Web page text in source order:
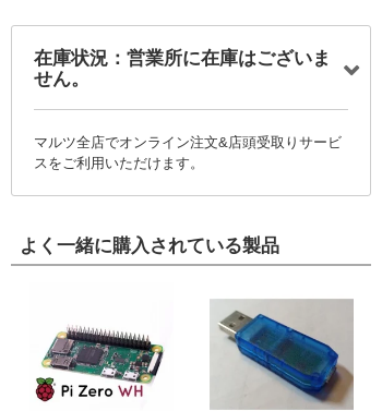
在庫状況：営業所に在庫はございま
せん。
マルツ全店でオンライン注文&店頭受取りサービ
スをご利用いただけます。
よく一緒に購入されている製品